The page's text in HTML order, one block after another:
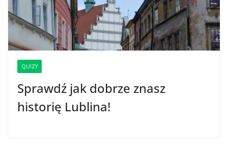
QUIZY
Sprawdź jak dobrze znasz
historię Lublina!